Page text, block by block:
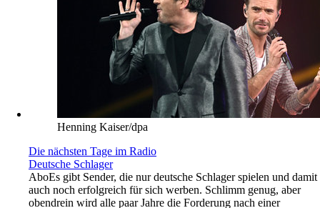
Henning Kaiser/dpa
Die nächsten Tage im Radio
Deutsche Schlager
AboEs gibt Sender, die nur deutsche Schlager spielen und damit
auch noch erfolgreich für sich werben. Schlimm genug, aber
obendrein wird alle paar Jahre die Forderung nach einer